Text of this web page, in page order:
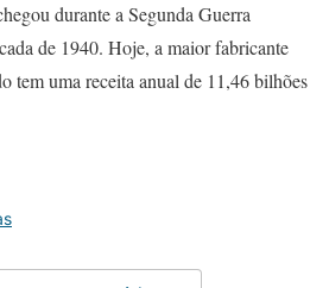
durante a Segunda Guerra
de 1940. Hoje, a maior fabricante
tem uma receita anual de 11,46 bilhões